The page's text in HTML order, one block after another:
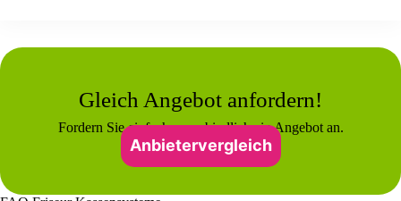
Gleich Angebot anfordern!
Fordern Sie einfach unverbindlich ein Angebot an.
Anbietervergleich